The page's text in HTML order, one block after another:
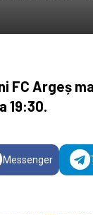
FC Argeș
19:30.
Messenger